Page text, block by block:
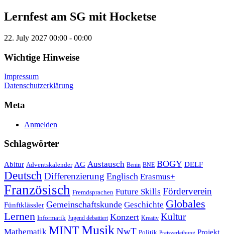
Lernfest am SG mit Hocketse
22. July 2027 00:00 - 00:00
Wichtige Hinweise
Impressum
Datenschutzerklärung
Meta
Anmelden
Schlagwörter
Abitur Adventskalender AG Austausch Benin BNE BOGY DELF
DeutschDifferenzierung Englisch Erasmus+
Französisch Fremdsprachen Future Skills Förderverein
Fünftklässler Gemeinschaftskunde Geschichte Globales
Lernen Informatik Jugend debattiert Konzert Kreativ Kultur
Mathematik MINTMusikNwT Politik Preisverleihung Projekt